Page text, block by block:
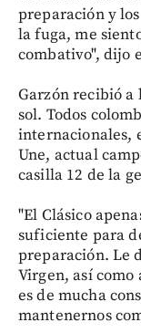
preparación y
la fuga, me
combativo", dijo
Garzón recibió a
sol. Todos
internacionales,
Une, actual
casilla 12 de la
"El Clásico
suficiente para
preparación. Le
Virgen, así como
es de mucha
mantenernos